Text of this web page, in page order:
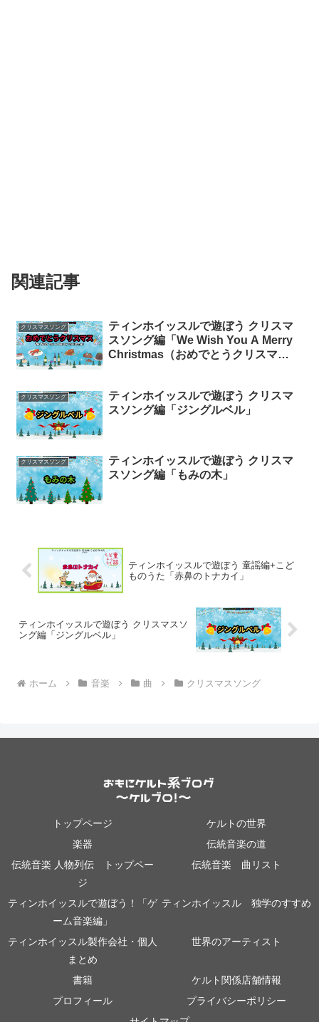
関連記事
クリスマスソング
ティンホイッスルで遊ぼう クリスマ
スソング編「We Wish You A Merry
Christmas（おめでとうクリスマ
クリスマスソング
ティンホイッスルで遊ぼう クリスマ
スソング編「ジングルベル」
クリスマスソング
ティンホイッスルで遊ぼう クリスマ
スソング編「もみの木」
ティンホイッスルで遊ぼう 童謡編+こど
ものうた「赤鼻のトナカイ」
ティンホイッスルで遊ぼう クリスマスソ
ング編「ジングルベル」
ホーム 音楽 曲 クリスマスソング
トップページ
ケルトの世界
楽器
伝統音楽の道
伝統音楽 人物列伝 トップペー
ジ
伝統音楽 曲リスト
ティンホイッスルで遊ぼう！「ゲ
ーム音楽編」
ティンホイッスル 独学のすすめ
ティンホイッスル製作会社・個人
まとめ
世界のアーティスト
書籍
ケルト関係店舗情報
プロフィール
プライバシーポリシー